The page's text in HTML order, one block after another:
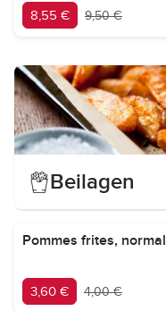
8,55 € 9,50 €
Beilagen
Pommes frites, normal
3,60 € 4,00 €